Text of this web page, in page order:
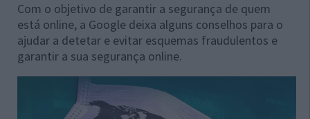
Com o objetivo de garantir a segurança de quem
está online, a Google deixa alguns conselhos para o
ajudar a detetar e evitar esquemas fraudulentos e
garantir a sua segurança online.